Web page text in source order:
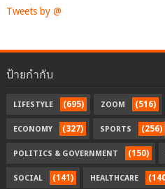
Tweets by @
ป้ายกำกับ
LIFESTYLE (695) ZOOM (516)
ECONOMY (327) SPORTS (256)
POLITICS & GOVERNMENT (150)
SOCIAL (141) HEALTHCARE